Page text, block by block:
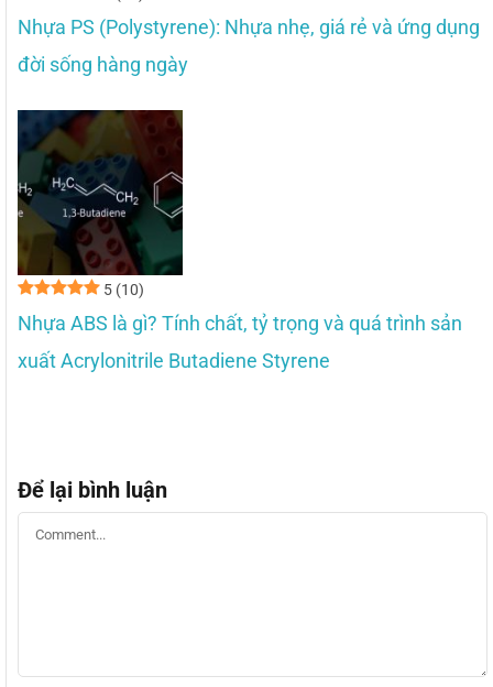
Nhựa PS (Polystyrene): Nhựa nhẹ, giá rẻ và ứng dụng
đời sống hàng ngày
5 (10)
Nhựa ABS là gì? Tính chất, tỷ trọng và quá trình sản
xuất Acrylonitrile Butadiene Styrene
Để lại bình luận
Bình